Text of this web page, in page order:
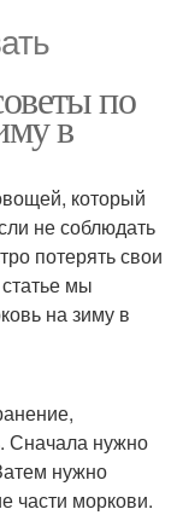
по
в
который
не соблюдать
потерять свои
мы
на зиму в
Сначала нужно
нужно
части моркови.